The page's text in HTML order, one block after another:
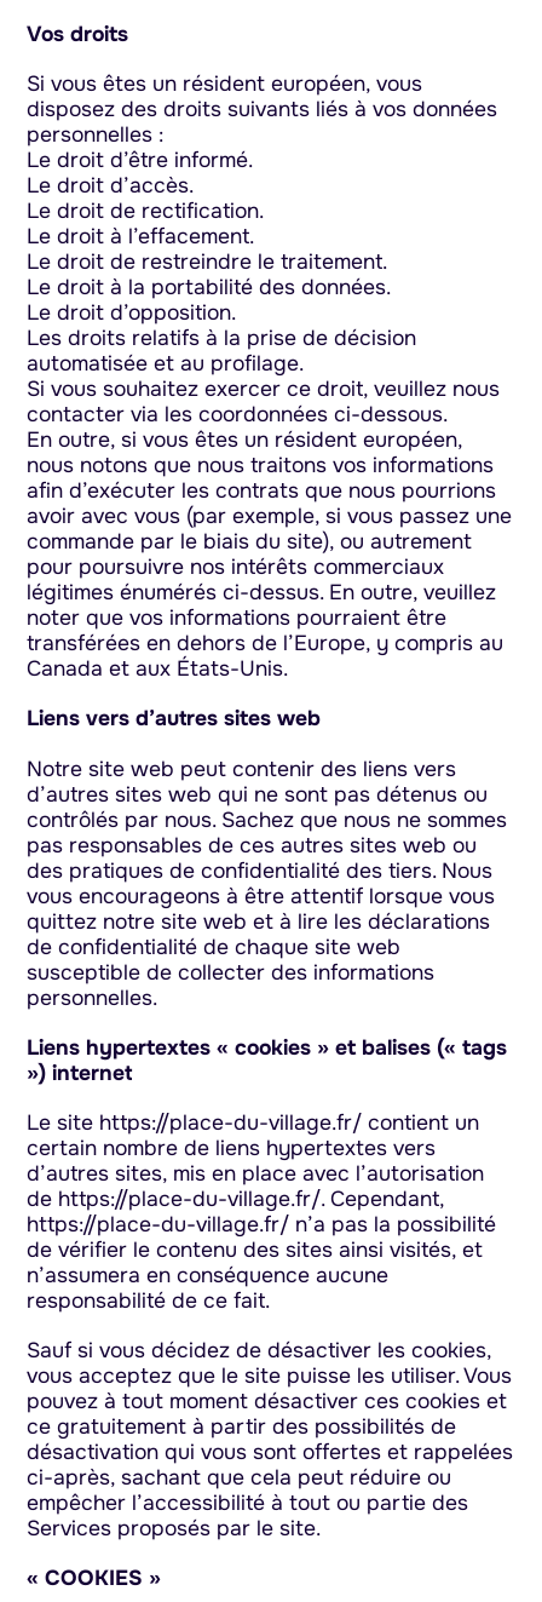
Vos droits
Si vous êtes un résident européen, vous
disposez des droits suivants liés à vos données
personnelles :
Le droit d’être informé.
Le droit d’accès.
Le droit de rectification.
Le droit à l’effacement.
Le droit de restreindre le traitement.
Le droit à la portabilité des données.
Le droit d’opposition.
Les droits relatifs à la prise de décision
automatisée et au profilage.
Si vous souhaitez exercer ce droit, veuillez nous
contacter via les coordonnées ci-dessous.
En outre, si vous êtes un résident européen,
nous notons que nous traitons vos informations
afin d’exécuter les contrats que nous pourrions
avoir avec vous (par exemple, si vous passez une
commande par le biais du site), ou autrement
pour poursuivre nos intérêts commerciaux
légitimes énumérés ci-dessus. En outre, veuillez
noter que vos informations pourraient être
transférées en dehors de l’Europe, y compris au
Canada et aux États-Unis.
Liens vers d’autres sites web
Notre site web peut contenir des liens vers
d’autres sites web qui ne sont pas détenus ou
contrôlés par nous. Sachez que nous ne sommes
pas responsables de ces autres sites web ou
des pratiques de confidentialité des tiers. Nous
vous encourageons à être attentif lorsque vous
quittez notre site web et à lire les déclarations
de confidentialité de chaque site web
susceptible de collecter des informations
personnelles.
Liens hypertextes « cookies » et balises (« tags
») internet
Le site https://place-du-village.fr/ contient un
certain nombre de liens hypertextes vers
d’autres sites, mis en place avec l’autorisation
de https://place-du-village.fr/. Cependant,
https://place-du-village.fr/ n’a pas la possibilité
de vérifier le contenu des sites ainsi visités, et
n’assumera en conséquence aucune
responsabilité de ce fait.
Sauf si vous décidez de désactiver les cookies,
vous acceptez que le site puisse les utiliser. Vous
pouvez à tout moment désactiver ces cookies et
ce gratuitement à partir des possibilités de
désactivation qui vous sont offertes et rappelées
ci-après, sachant que cela peut réduire ou
empêcher l’accessibilité à tout ou partie des
Services proposés par le site.
« COOKIES »